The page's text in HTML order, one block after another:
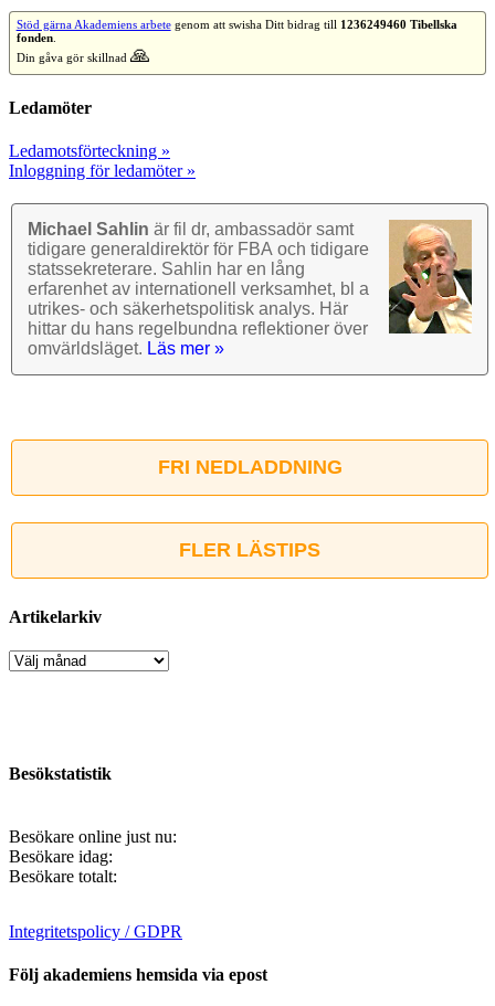
Stöd gärna Akademiens arbetegenom att swisha Ditt bidrag till 1236249460 Tibellska
fonden.
Din gåva gör skillnad 🙏
Ledamöter
Ledamotsförteckning »
Inloggning för ledamöter »
Michael Sahlin är fil dr, ambassadör samt
tidigare general­direktör för FBA och tidigare
stats­sekre­terare. Sahlin har en lång
erfarenhet av inter­nationell verk­samhet, bl a
utrikes- och säkerhets­politisk analys. Här
hittar du hans regel­bundna reflek­tioner över
omvärlds­läget. Läs mer »
FRI NEDLADDNING
FLER LÄSTIPS
Artikelarkiv
Artikelarkiv
Besökstatistik
Besökare online just nu:
Besökare idag:
Besökare totalt:
Integritetspolicy / GDPR
Följ akademiens hemsida via epost